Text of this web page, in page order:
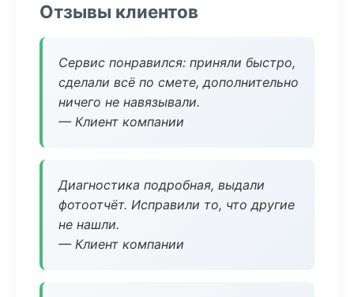
Отзывы клиентов
Сервис понравился: приняли быстро,
сделали всё по смете, дополнительно
ничего не навязывали.
— Клиент компании
Диагностика подробная, выдали
фотоотчёт. Исправили то, что другие
не нашли.
— Клиент компании